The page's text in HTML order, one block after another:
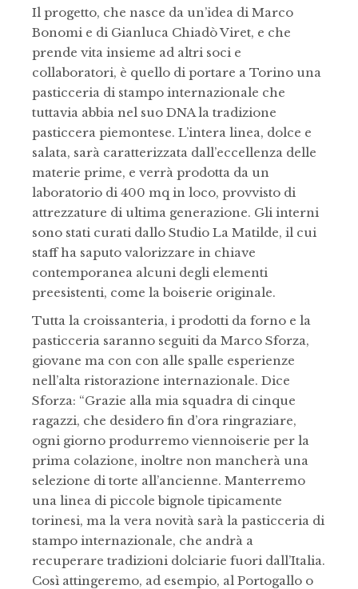
Il progetto, che nasce da un’idea di Marco
Bonomi e di Gianluca Chiadò Viret, e che
prende vita insieme ad altri soci e
collaboratori, è quello di portare a Torino una
pasticceria di stampo internazionale che
tuttavia abbia nel suo DNA la tradizione
pasticcera piemontese. L’intera linea, dolce e
salata, sarà caratterizzata dall’eccellenza delle
materie prime, e verrà prodotta da un
laboratorio di 400 mq in loco, provvisto di
attrezzature di ultima generazione. Gli interni
sono stati curati dallo Studio La Matilde, il cui
staff ha saputo valorizzare in chiave
contemporanea alcuni degli elementi
preesistenti, come la boiserie originale.
Tutta la croissanteria, i prodotti da forno e la
pasticceria saranno seguiti da Marco Sforza,
giovane ma con con alle spalle esperienze
nell’alta ristorazione internazionale. Dice
Sforza: “Grazie alla mia squadra di cinque
ragazzi, che desidero fin d’ora ringraziare,
ogni giorno produrremo viennoiserie per la
prima colazione, inoltre non mancherà una
selezione di torte all’ancienne. Manterremo
una linea di piccole bignole tipicamente
torinesi, ma la vera novità sarà la pasticceria di
stampo internazionale, che andrà a
recuperare tradizioni dolciarie fuori dall’Italia.
Così attingeremo, ad esempio, al Portogallo o